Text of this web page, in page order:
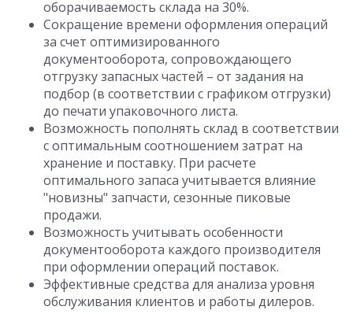
оборачиваемость склада на 30%.
Сокращение времени оформления операций
за счет оптимизированного
документооборота, сопровождающего
отгрузку запасных частей – от задания на
подбор (в соответствии с графиком отгрузки)
до печати упаковочного листа.
Возможность пополнять склад в соответствии
с оптимальным соотношением затрат на
хранение и поставку. При расчете
оптимального запаса учитывается влияние
"новизны" запчасти, сезонные пиковые
продажи.
Возможность учитывать особенности
документооборота каждого производителя
при оформлении операций поставок.
Эффективные средства для анализа уровня
обслуживания клиентов и работы дилеров.